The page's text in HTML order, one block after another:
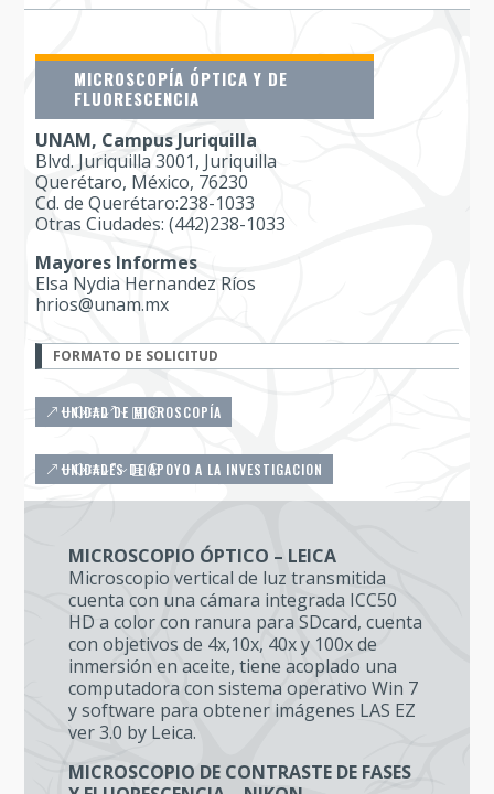
MICROSCOPÍA ÓPTICA Y DE
FLUORESCENCIA
UNAM, Campus Juriquilla
Blvd. Juriquilla 3001, Juriquilla
Querétaro, México, 76230
Cd. de Querétaro:238-1033
Otras Ciudades: (442)238-1033
Mayores Informes
Elsa Nydia Hernandez Ríos
hrios@unam.mx
FORMATO DE SOLICITUD
UNIDAD DE MICROSCOPÍA
UNIDADES DE APOYO A LA INVESTIGACION
MICROSCOPIO ÓPTICO – LEICA
Microscopio vertical de luz transmitida
cuenta con una cámara integrada ICC50
HD a color con ranura para SDcard, cuenta
con objetivos de 4x,10x, 40x y 100x de
inmersión en aceite, tiene acoplado una
computadora con sistema operativo Win 7
y software para obtener imágenes LAS EZ
ver 3.0 by Leica.
MICROSCOPIO DE CONTRASTE DE FASES